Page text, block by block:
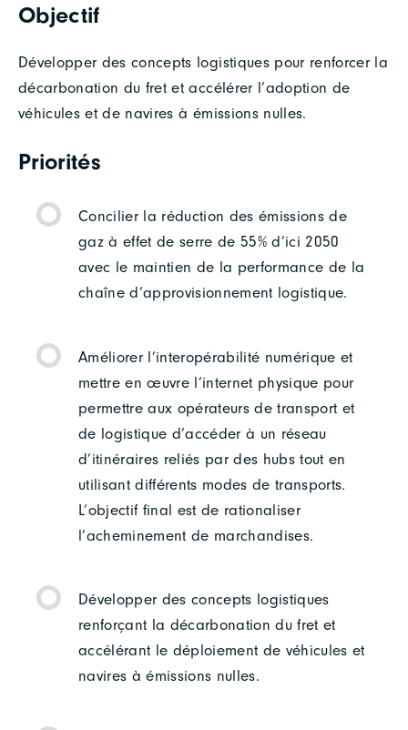
Objectif
Développer des concepts logistiques pour renforcer la
décarbonation du fret et accélérer l’adoption de
véhicules et de navires à émissions nulles.
Priorités
Concilier la réduction des émissions de
gaz à effet de serre de 55% d’ici 2050
avec le maintien de la performance de la
chaîne d’approvisionnement logistique.
Améliorer l’interopérabilité numérique et
mettre en œuvre l’internet physique pour
permettre aux opérateurs de transport et
de logistique d’accéder à un réseau
d’itinéraires reliés par des hubs tout en
utilisant différents modes de transports.
L’objectif final est de rationaliser
l’acheminement de marchandises.
Développer des concepts logistiques
renforçant la décarbonation du fret et
accélérant le déploiement de véhicules et
navires à émissions nulles.